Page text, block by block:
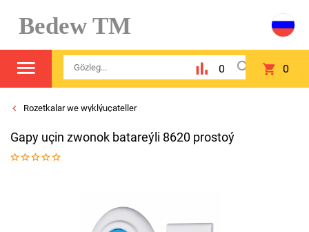
Bedew TM
0 0
Rozetkalar we wyklýuçateller
Gapy uçin zwonok batareýli 8620 prostoý